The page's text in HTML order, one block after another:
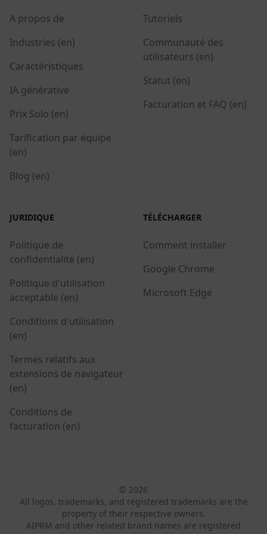
A propos de
Industries (en)
Caractéristiques
IA générative
Prix Solo (en)
Tarification par équipe
(en)
Blog (en)
Tutoriels
Communauté des
utilisateurs (en)
Statut (en)
Facturation et FAQ (en)
JURIDIQUE
Politique de
confidentialité (en)
Politique d'utilisation
acceptable (en)
Conditions d'utilisation
(en)
Termes relatifs aux
extensions de navigateur
(en)
Conditions de
facturation (en)
TÉLÉCHARGER
Comment installer
Google Chrome
Microsoft Edge
© 2026
All logos, trademarks, and registered trademarks are the
property of their respective owners.
AIPRM and other related brand names are registered